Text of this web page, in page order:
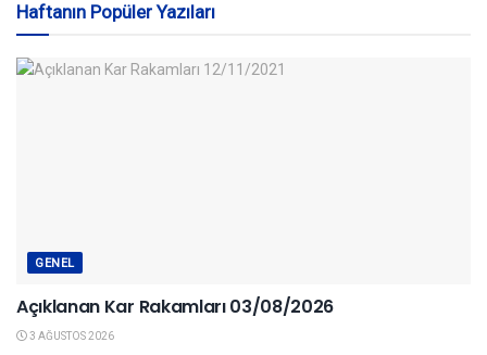
Haftanın Popüler Yazıları
GENEL
Açıklanan Kar Rakamları 03/08/2026
3 AĞUSTOS 2026